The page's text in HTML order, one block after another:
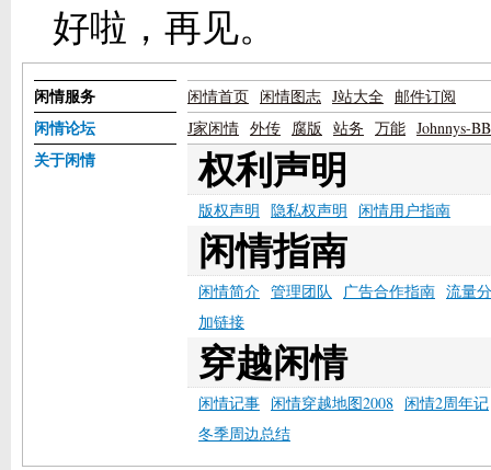
好啦，再见。
闲情服务 闲情首页 闲情图志 J站大全 邮件订阅
闲情论坛 J家闲情 外传 腐版 站务 万能 Johnnys-
关于闲情 权利声明
版权声明 隐私权声明 闲情用户指南
闲情指南
闲情简介 管理团队 广告合作指南 流量
加链接
穿越闲情
闲情记事 闲情穿越地图2008 闲情2周年记
冬季周边总结